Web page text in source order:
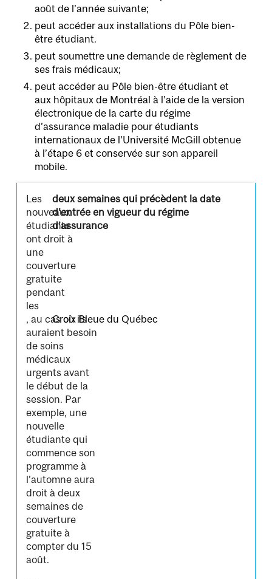
août de l’année suivante;
peut accéder aux installations du Pôle bien-
être étudiant.
peut soumettre une demande de règlement de
ses frais médicaux;
peut accéder au Pôle bien-être étudiant et
aux hôpitaux de Montréal à l’aide de la version
électronique de la carte du régime
d’assurance maladie pour étudiants
internationaux de l’Université McGill obtenue
à l’étape 6 et conservée sur son appareil
mobile.
Les
nouveaux
étudiants
ont droit à
une
couverture
gratuite
pendant
les
deux semaines qui précèdent la date
d’entrée en vigueur du régime
d’assurance
, au cas où ils
auraient besoin
de soins
médicaux
urgents avant
le début de la
session. Par
exemple, une
nouvelle
étudiante qui
commence son
programme à
l’automne aura
droit à deux
semaines de
couverture
gratuite à
compter du 15
août.
Croix Bleue du Québec